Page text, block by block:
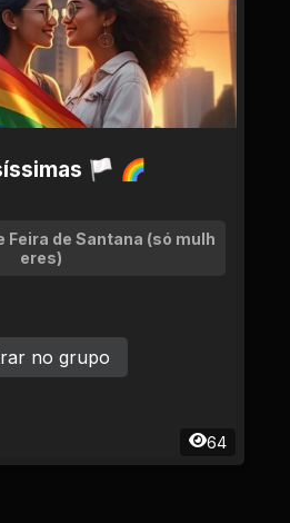
🏳 🌈
Feira de Santana (só mulh
eres)
64
no grupo